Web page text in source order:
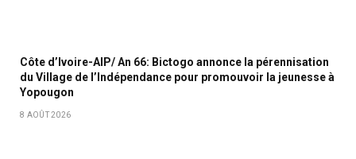
Côte d’Ivoire-AIP/ An 66: Bictogo annonce la pérennisation
du Village de l’Indépendance pour promouvoir la jeunesse à
Yopougon
8 AOÛT 2026